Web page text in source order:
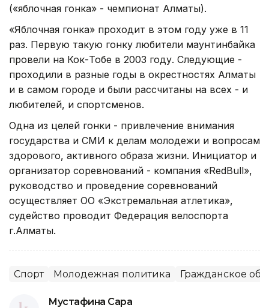
(«яблочная гонка» - чемпионат Алматы).
«Яблочная гонка» проходит в этом году уже в 11
раз. Первую такую гонку любители маунтинбайка
провели на Кок-Тобе в 2003 году. Следующие -
проходили в разные годы в окрестностях Алматы
и в самом городе и были рассчитаны на всех - и
любителей, и спортсменов.
Одна из целей гонки - привлечение внимания
государства и СМИ к делам молодежи и вопросам
здорового, активного образа жизни. Инициатор и
организатор соревнований - компания «RedBull»,
руководство и проведение соревнований
осуществляет ОО «Экстремальная атлетика»,
судейство проводит Федерация велоспорта
г.Алматы.
Спорт Молодежная политика Гражданское
Мустафина Сара